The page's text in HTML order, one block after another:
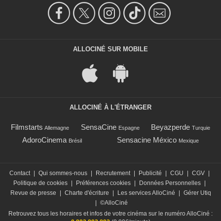
ALLOCINÉ SUR MOBILE
ALLOCINÉ À L'ÉTRANGER
Filmstarts Allemagne SensaCine Espagne Beyazperde Turquie
AdoroCinema Brésil Sensacine México Mexique
Contact Qui sommes-nous Recrutement Publicité CGU CGV
Politique de cookies
Préférences cookies Données Personnelles
Revue de presse
Charte d'écriture Les services AlloCiné
Gérer Utiq
©AlloCiné
Retrouvez tous les horaires et infos de votre cinéma sur le numéro AlloCiné :